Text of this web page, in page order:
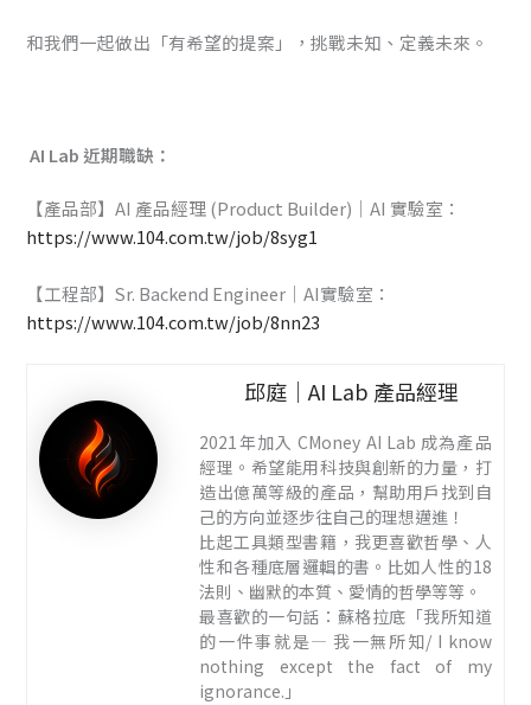
和我們一起做出「有希望的提案」，挑戰未知、定義未來。
AI Lab 近期職缺：
【產品部】AI 產品經理 (Product Builder)｜AI 實驗室：
https://www.104.com.tw/job/8syg1
【工程部】Sr. Backend Engineer｜AI實驗室：
https://www.104.com.tw/job/8nn23
邱庭｜AI Lab 產品經理
2021年加入 CMoney AI Lab 成為產品
經理。希望能用科技與創新的力量，打
造出億萬等級的產品，幫助用戶找到自
己的方向並逐步往自己的理想邁進！
比起工具類型書籍，我更喜歡哲學、人
性和各種底層邏輯的書。比如人性的18
法則、幽默的本質、愛情的哲學等等。
最喜歡的一句話：蘇格拉底「我所知道
的一件事就是— 我一無所知/ I know
nothing except the fact of my
ignorance.」